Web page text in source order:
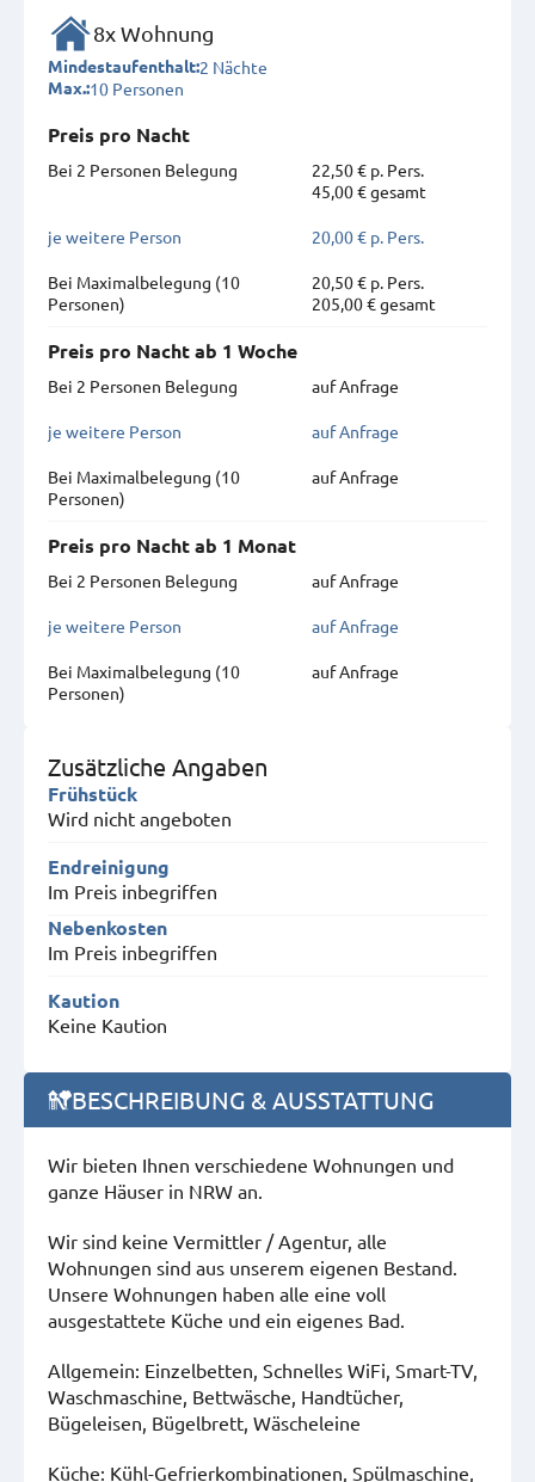
8x Wohnung
Mindestaufenthalt:2 Nächte
Max.:10 Personen
Preis pro Nacht
Bei 2 Personen Belegung
22,50 € p. Pers.
45,00 € gesamt
je weitere Person 20,00 € p. Pers.
Bei Maximal­belegung (10
Personen)
20,50 € p. Pers.
205,00 € gesamt
Preis pro Nacht ab 1 Woche
Bei 2 Personen Belegung
auf Anfrage
je weitere Person auf Anfrage
Bei Maximal­belegung (10
Personen)
auf Anfrage
Preis pro Nacht ab 1 Monat
Bei 2 Personen Belegung
auf Anfrage
je weitere Person auf Anfrage
Bei Maximal­belegung (10
Personen)
auf Anfrage
Zusätzliche Angaben
Frühstück
Wird nicht angeboten
Endreinigung
Im Preis inbegriffen
Nebenkosten
Im Preis inbegriffen
Kaution
Keine Kaution
BESCHREIBUNG & AUSSTATTUNG
Wir bieten Ihnen verschiedene Wohnungen und
ganze Häuser in NRW an.
Wir sind keine Vermittler / Agentur, alle
Wohnungen sind aus unserem eigenen Bestand.
Unsere Wohnungen haben alle eine voll
ausgestattete Küche und ein eigenes Bad.
Allgemein: Einzelbetten, Schnelles WiFi, Smart-TV,
Waschmaschine, Bettwäsche, Handtücher,
Bügeleisen, Bügelbrett, Wäscheleine
Küche: Kühl-Gefrierkombinationen, Spülmaschine,